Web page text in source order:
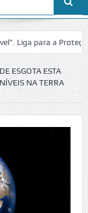
para a Proteção
Castelo de Cerveira
ESGOTA ESTA
NA TERRA